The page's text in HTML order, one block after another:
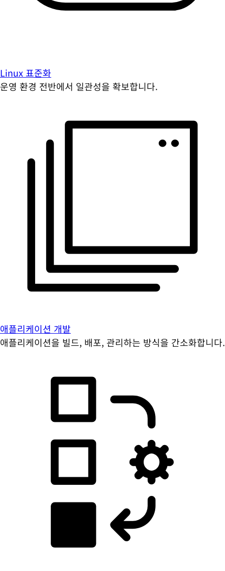
Linux 표준화
운영 환경 전반에서 일관성을 확보합니다.
애플리케이션 개발
애플리케이션을 빌드, 배포, 관리하는 방식을 간소화합니다.